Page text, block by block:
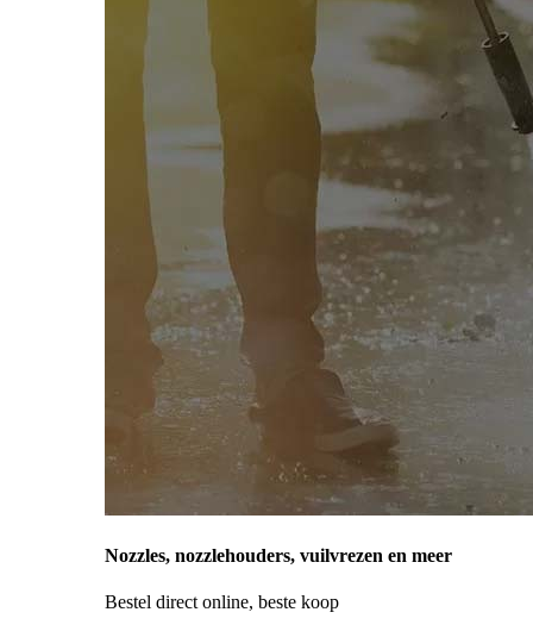
Nozzles, nozzlehouders, vuilvrezen en meer
Bestel direct online, beste koop